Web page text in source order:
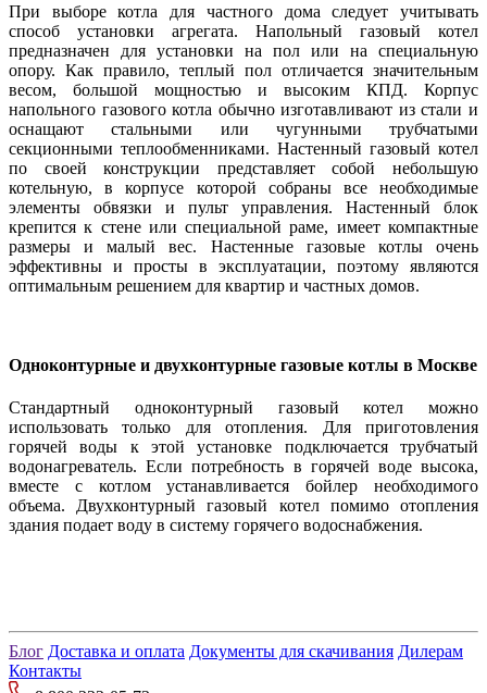
При выборе котла для частного дома следует учитывать
способ установки агрегата. Напольный газовый котел
предназначен для установки на пол или на специальную
опору. Как правило, теплый пол отличается значительным
весом, большой мощностью и высоким КПД. Корпус
напольного газового котла обычно изготавливают из стали и
оснащают стальными или чугунными трубчатыми
секционными теплообменниками. Настенный газовый котел
по своей конструкции представляет собой небольшую
котельную, в корпусе которой собраны все необходимые
элементы обвязки и пульт управления. Настенный блок
крепится к стене или специальной раме, имеет компактные
размеры и малый вес. Настенные газовые котлы очень
эффективны и просты в эксплуатации, поэтому являются
оптимальным решением для квартир и частных домов.
Одноконтурные и двухконтурные газовые котлы в Москве
Стандартный одноконтурный газовый котел можно
использовать только для отопления. Для приготовления
горячей воды к этой установке подключается трубчатый
водонагреватель. Если потребность в горячей воде высока,
вместе с котлом устанавливается бойлер необходимого
объема. Двухконтурный газовый котел помимо отопления
здания подает воду в систему горячего водоснабжения.
Блог Доставка и оплата Документы для скачивания Дилерам
Контакты